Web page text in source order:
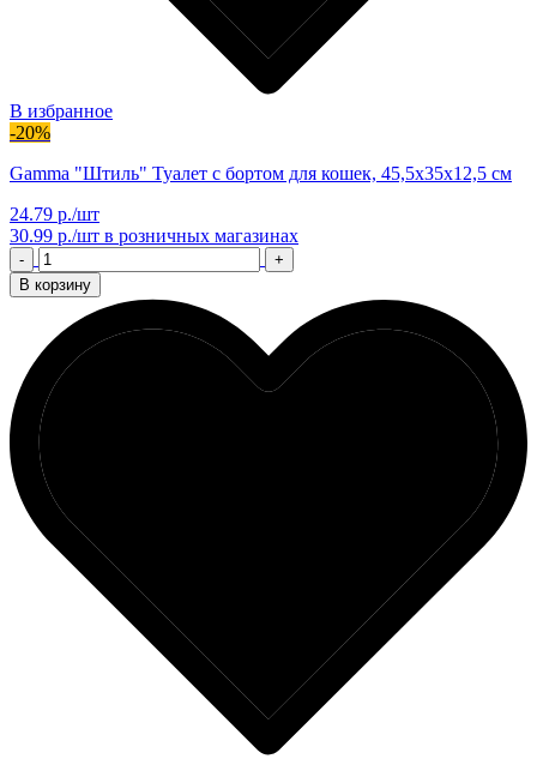
В избранное
-20%
Gamma "Штиль" Туалет с бортом для кошек, 45,5х35х12,5 см
24.79 р./шт
30.99 р./шт в розничных магазинах
-
+
В корзину